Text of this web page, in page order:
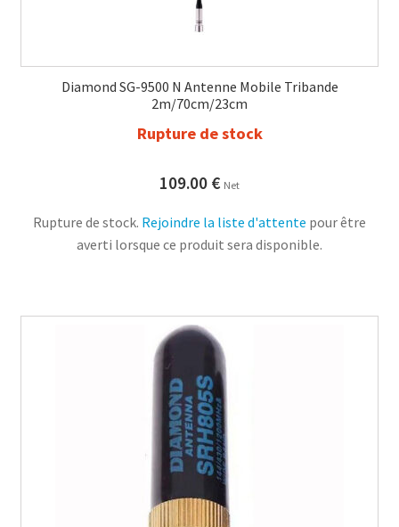
Diamond SG-9500 N Antenne Mobile Tribande
2m/70cm/23cm
Rupture de stock
109.00 € Net
Rupture de stock. Rejoindre la liste d'attente pour être
averti lorsque ce produit sera disponible.